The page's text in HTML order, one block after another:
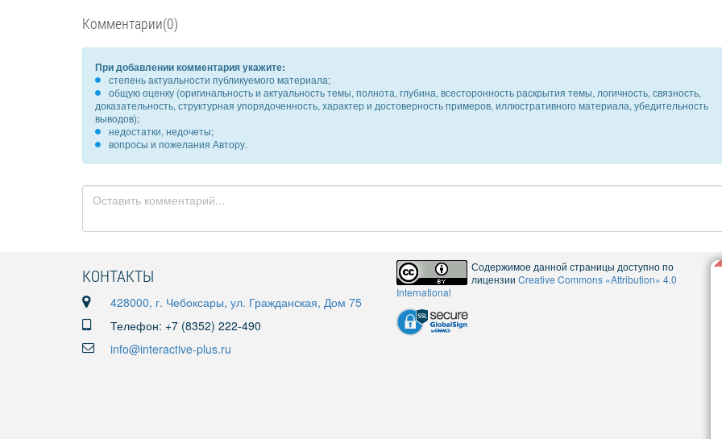
Комментарии(0)
При добавлении комментария укажите:
степень актуальности публикуемого материала;
общую оценку (оригинальность и актуальность темы, полнота, глубина, всесторонность раскрытия темы, логичность, связность,
доказательность, структурная упорядоченность, характер и достоверность примеров, иллюстративного материала, убедительность
выводов);
недостатки, недочеты;
вопросы и пожелания Автору.
КОНТАКТЫ
428000, г. Чебоксары, ул. Гражданская, Дом 75
Телефон: +7 (8352) 222-490
info@interactive-plus.ru
Содержимое данной страницы доступно по
лицензии Creative Commons «Attribution» 4.0
International